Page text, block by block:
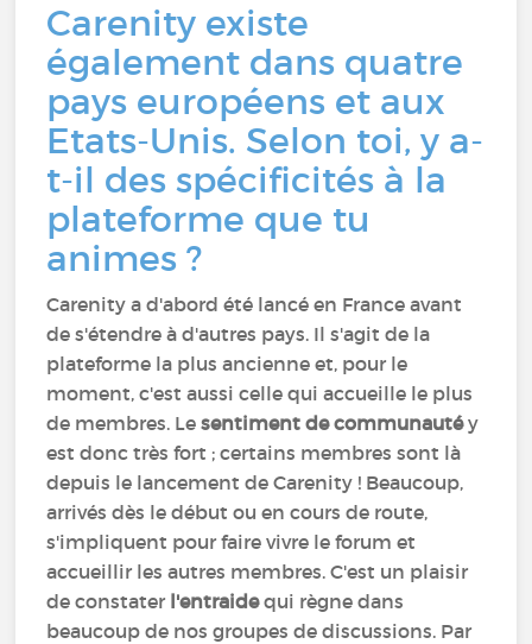
Carenity existe
également dans quatre
pays européens et aux
Etats-Unis. Selon toi, y a-
t-il des spécificités à la
plateforme que tu
animes ?
Carenity a d'abord été lancé en France avant
de s'étendre à d'autres pays. Il s'agit de la
plateforme la plus ancienne et, pour le
moment, c'est aussi celle qui accueille le plus
de membres. Lesentiment de communautéy
est donc très fort ; certains membres sont là
depuis le lancement de Carenity ! Beaucoup,
arrivés dès le début ou en cours de route,
s'impliquent pour faire vivre le forum et
accueillir les autres membres. C'est un plaisir
de constater l'entraidequi règne dans
beaucoup de nos groupes de discussions. Par